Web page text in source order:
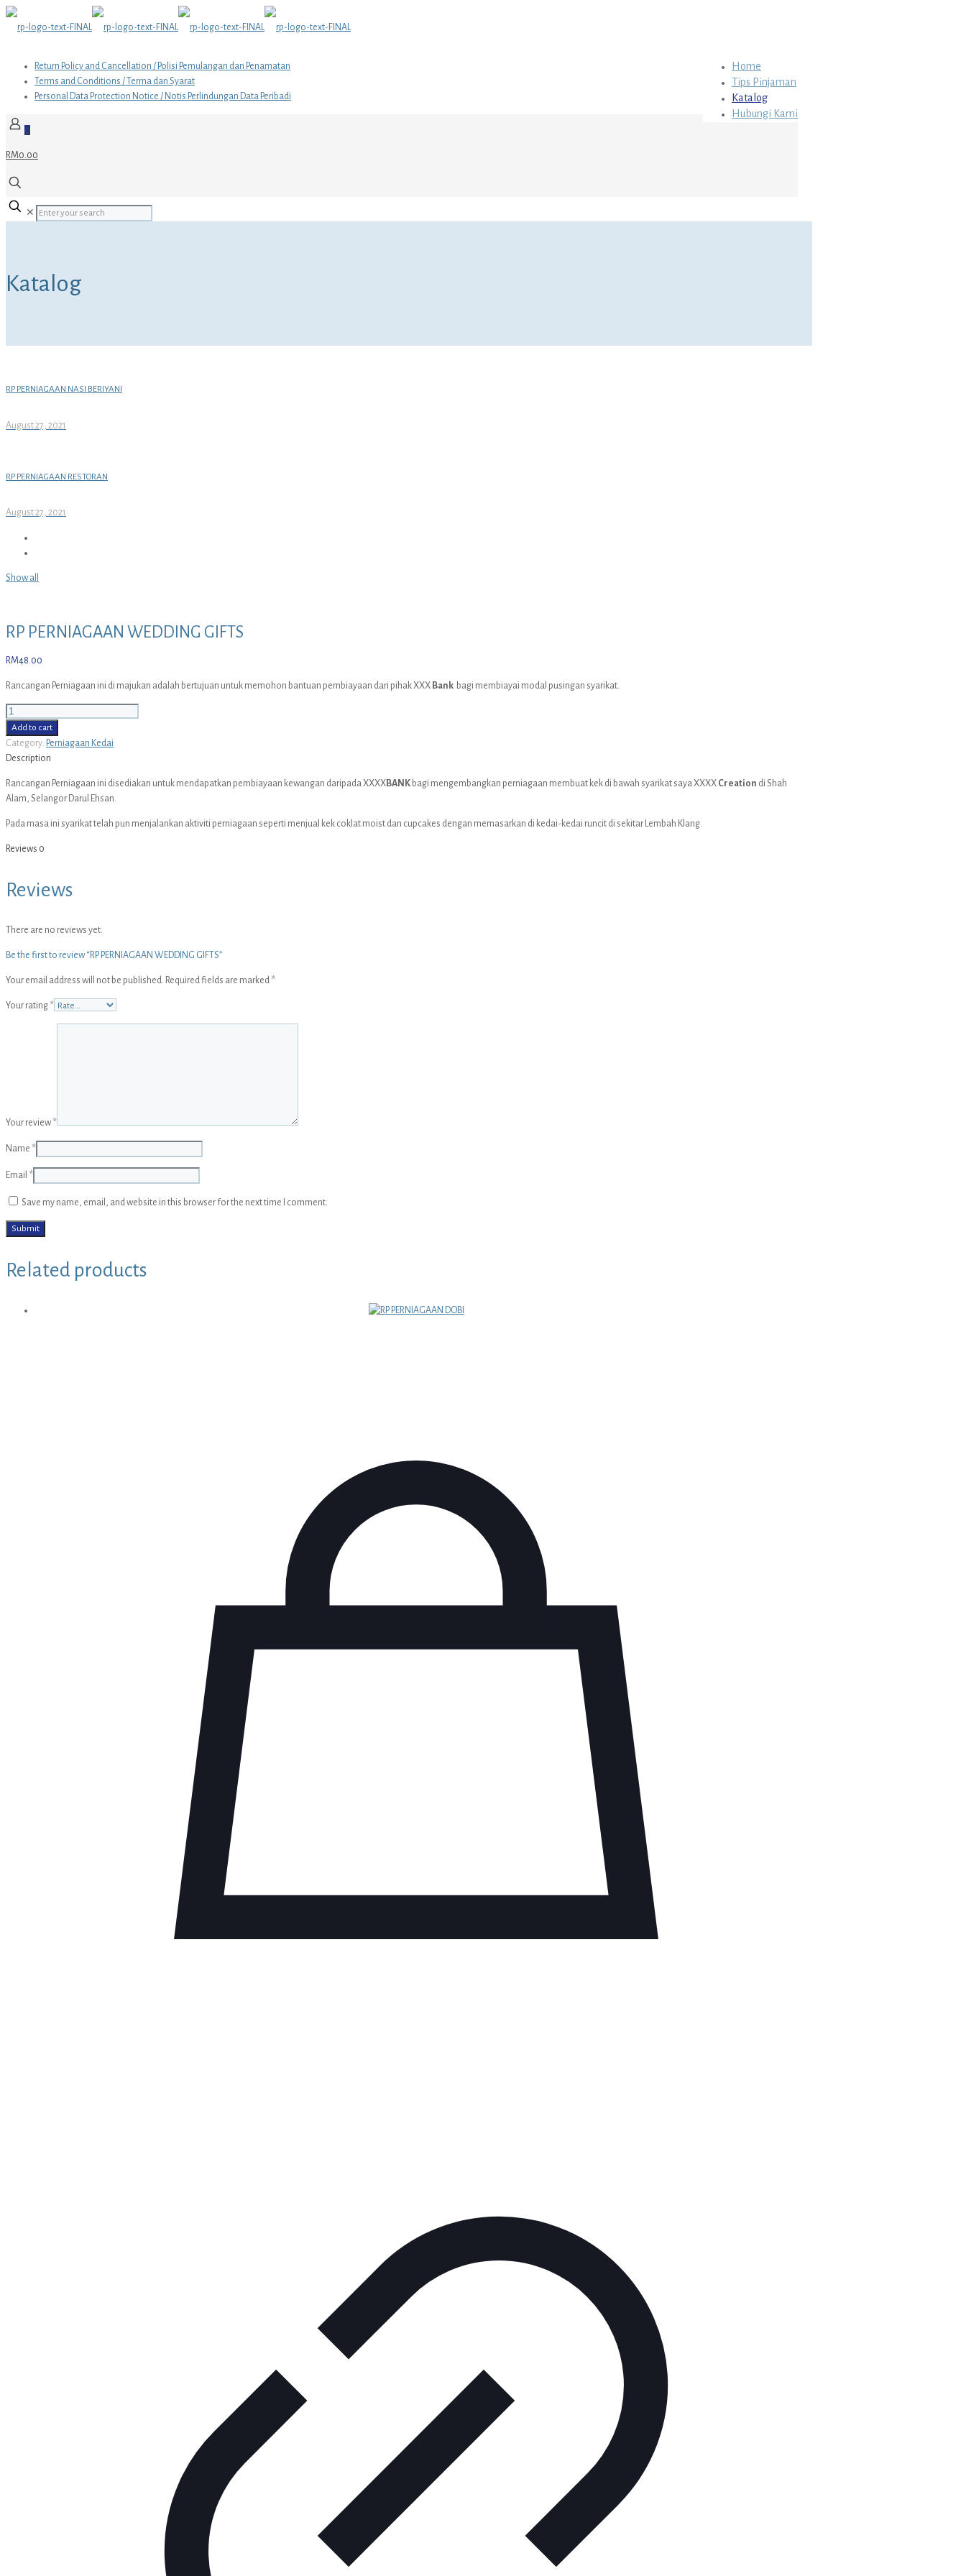
Home
Tips Pinjaman
Katalog
Hubungi Kami
Return Policy and Cancellation / Polisi Pemulangan dan Penamatan
Terms and Conditions / Terma dan Syarat
Personal Data Protection Notice / Notis Perlindungan Data Peribadi
0
RM0.00
✕
Katalog
RP PERNIAGAAN NASI BERIYANI
August 27, 2021
RP PERNIAGAAN RESTORAN
August 27, 2021
Show all
RP PERNIAGAAN WEDDING GIFTS
RM48.00
Rancangan Perniagaan ini di majukan adalah bertujuan untuk memohon bantuan pembiayaan dari pihak XXX Bank bagi membiayai modal pusingan syarikat.
RP
PERNIAGAAN
WEDDING
GIFTS
Add to cart
Category: Perniagaan Kedai
Description
Rancangan Perniagaan ini disediakan untuk mendapatkan pembiayaan kewangan daripada XXXXBANK bagi mengembangkan perniagaan membuat kek di bawah syarikat saya XXXX Creation di Shah
Alam, Selangor Darul Ehsan.
Pada masa ini syarikat telah pun menjalankan aktiviti perniagaan seperti menjual kek coklat moist dan cupcakes dengan memasarkan di kedai-kedai runcit di sekitar Lembah Klang.
Reviews 0
Reviews
There are no reviews yet.
Be the first to review “RP PERNIAGAAN WEDDING GIFTS”
Your email address will not be published. Required fields are marked *
Your rating *
Your review*
Name *
Email *
Save my name, email, and website in this browser for the next time I comment.
Related products